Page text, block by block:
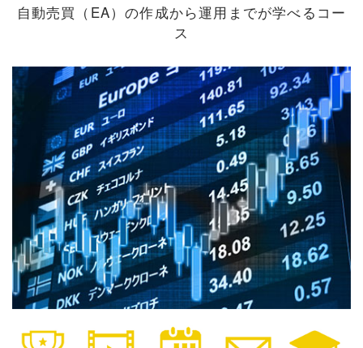
自動売買（EA）の作成から運用までが学べるコー
ス